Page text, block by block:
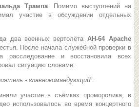
Трампа. Помимо выступлений на
участие в обсуждении отдельных
два военных вертолётаAH-64 Apache
После начала служебной проверки в
расследование и восстановила всех
ситуацию словами:
- главнокомандующий".
участие в съёмках проморолика, в
использовалось во время концертного